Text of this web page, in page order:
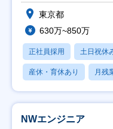
東京都
630万~850万
正社員採用 土日祝休
産休・育休あり 月残
NWエンジニア